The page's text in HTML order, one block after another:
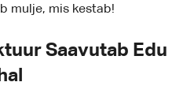
mulje, mis kestab!
Saavutab Edu